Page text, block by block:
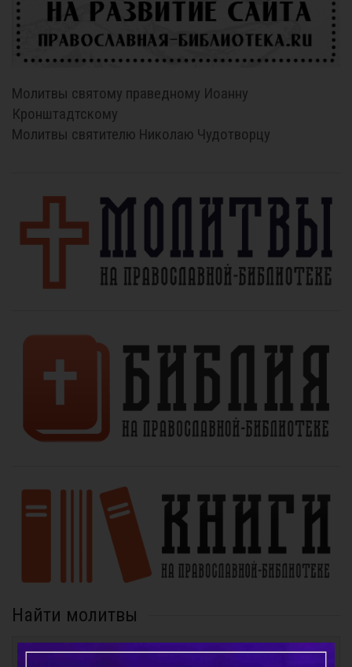
Молитвы святому праведному Иоанну
Кронштадтскому
Молитвы святителю Николаю Чудотворцу
Найти молитвы
Молитвы повседневные